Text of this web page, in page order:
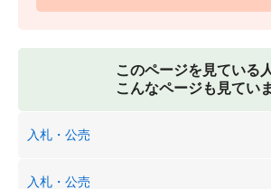
このページを見ている
こんなページも見てい
入札・公売
入札・公売